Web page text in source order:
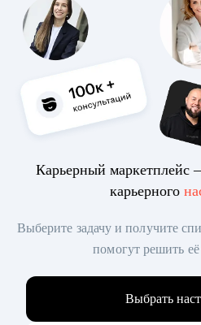
Карьерный маркетплейс
карьерного
Выберите задачу и получите
помогут решить
Выбрать